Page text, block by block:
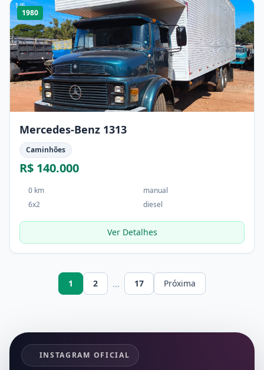
1/6
1980
Mercedes-Benz 1313
Caminhões
R$ 140.000
0 km
manual
6x2
diesel
Ver Detalhes
1 2 ... 17 Próxima
INSTAGRAM OFICIAL